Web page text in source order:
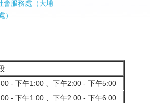
會服務處（大埔
）
- 下午1:00 、下午2:00 - 下午5:00
- 下午1:00 、下午2:00 - 下午6:00